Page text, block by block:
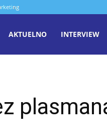
AKTUELNO INTERVIEW